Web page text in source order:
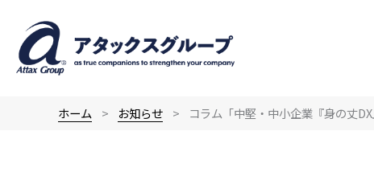
ホーム お知らせ コラム「中堅・中小企業『身の丈